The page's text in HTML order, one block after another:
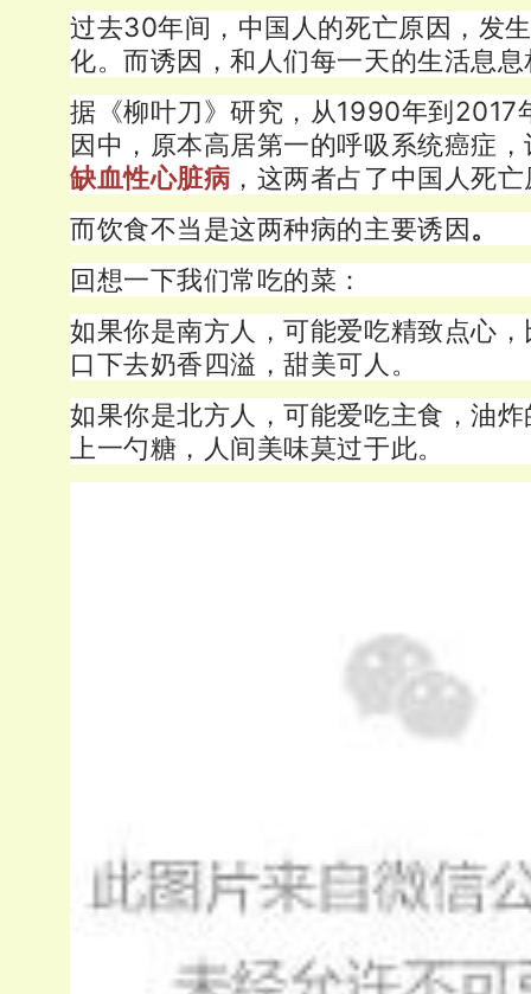
过去30年间，中国人的死亡原因，发
化。而诱因，和人们每一天的生活息
据《柳叶刀》研究，从1990年到2017
因中，原本高居第一的呼吸系统癌症
缺血性心脏病 ，这两者占了中国人死
而饮食不当是这两种病的主要诱因。
回想一下我们常吃的菜：
如果你是南方人，可能爱吃精致点心
口下去奶香四溢，甜美可人。
如果你是北方人，可能爱吃主食，油
上一勺糖，人间美味莫过于此。